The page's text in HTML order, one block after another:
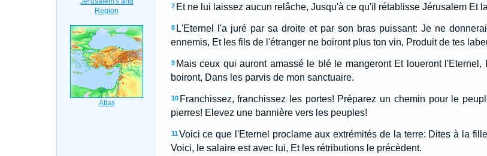
7 Et ne lui laissez aucun relâche, Jusqu'à ce qu'il rétablisse Jérusalem Et
8 L'Eternel l'a juré par sa droite et par son bras puissant: Je ne
ennemis, Et les fils de l'étranger ne boiront plus ton vin, Produit de tes
9 Mais ceux qui auront amassé le blé le mangeront Et loueront
boiront, Dans les parvis de mon sanctuaire.
10 Franchissez, franchissez les portes! Préparez un chemin pour le
pierres! Elevez une bannière vers les peuples!
11 Voici ce que l'Eternel proclame aux extrémités de la terre: Dites à la
Voici, le salaire est avec lui, Et les rétributions le précèdent.